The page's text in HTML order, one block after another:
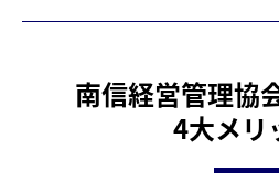
南信経営管理協
4大メリ